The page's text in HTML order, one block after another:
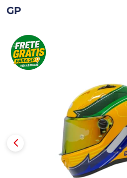
GP